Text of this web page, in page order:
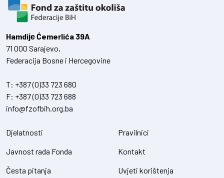
Hamdiје Ćemerlića 39A
71 000 Sarajevo,
Federacija Bosne i Hercegovine
T: +387 (0)33 723 680
F: +387 (0)33 723 688
info@fzofbih.org.ba
Djelatnosti
Javnost rada Fonda
Česta pitanja
Pravilnici
Kontakt
Uvjeti korištenja